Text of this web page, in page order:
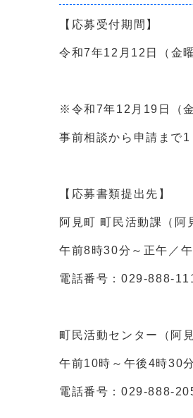
【応募受付期間】
令和7年12月12日（金
※令和7年12月19日（
事前相談から申請まで
【応募書類提出先】
阿見町 町民活動課（阿
午前8時30分～正午／
電話番号：029-888-
町民活動センター（阿
午前10時～午後4時30
電話番号：029-888-